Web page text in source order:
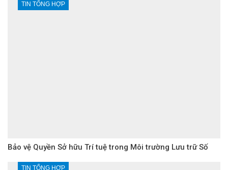
TIN TỔNG HỢP
Bảo vệ Quyền Sở hữu Trí tuệ trong Môi trường Lưu trữ Số
TIN TỔNG HỢP